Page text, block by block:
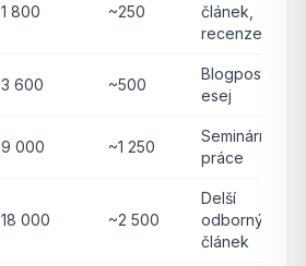
1 800 ~250
článek,
recenze
3 600 ~500
Blogpost,
esej
9 000 ~1 250
Seminární
práce
18 000 ~2 500
Delší
odborný
článek